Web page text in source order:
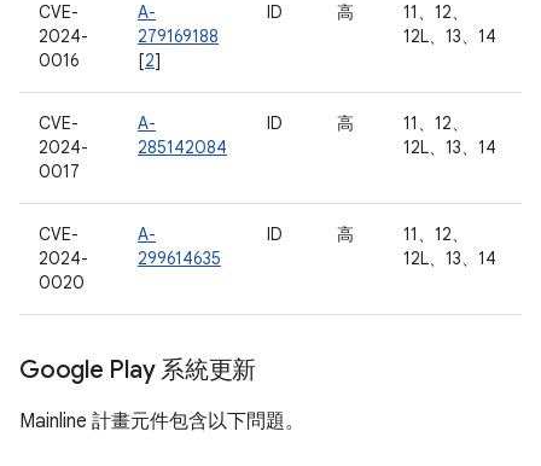
CVE-
2024-
0016
A-
279169188
[2]
ID 高
11、12、
12L、13、14
CVE-
2024-
0017
A-
285142084
ID 高
11、12、
12L、13、14
CVE-
2024-
0020
A-
299614635
ID 高
11、12、
12L、13、14
Google Play 系統更新
Mainline 計畫元件包含以下問題。